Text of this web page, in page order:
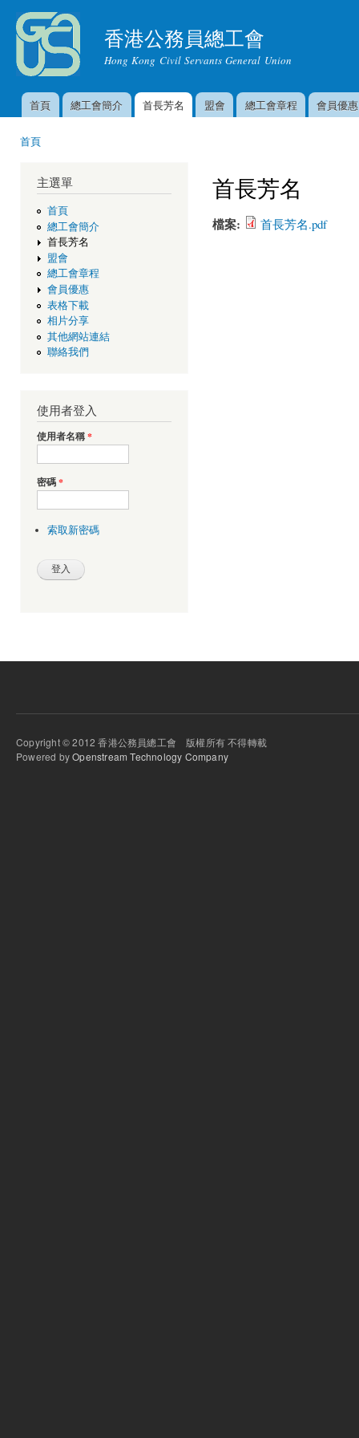
香港公務員總工會
Hong Kong Civil Servants General Union
主選單
首頁 總工會簡介 首長芳名 盟會 總工會章程 會員優惠
首頁
主選單
首頁
總工會簡介
首長芳名
盟會
總工會章程
會員優惠
表格下載
相片分享
其他網站連結
聯絡我們
使用者登入
使用者名稱*
密碼*
索取新密碼
首長芳名
檔案: 首長芳名.pdf
Copyright © 2012 香港公務員總工會 版權所有 不得轉載
Powered byOpenstream Technology Company